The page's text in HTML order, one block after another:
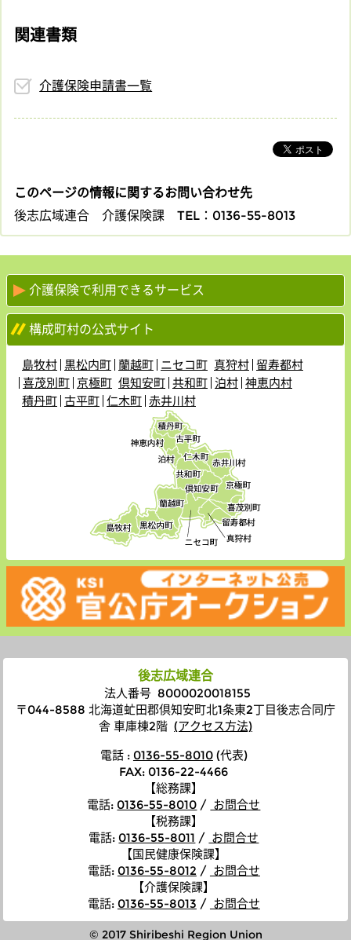
関連書類
介護保険申請書一覧
このページの情報に関するお問い合わせ先
後志広域連合 介護保険課
TEL：0136-55-8013
介護保険で利用できるサービス
構成町村の公式サイト
島牧村 黒松内町 蘭越町 ニセコ町 真狩村 留寿都村
喜茂別町 京極町 倶知安町 共和町 泊村 神恵内村
積丹町 古平町 仁木町 赤井川村
後志広域連合
法人番号 8000020018155
〒044-8588 北海道虻田郡倶知安町北1条東2丁目後志合同庁
舎 車庫棟2階 (アクセス方法)
電話 : 0136-55-8010(代表)
FAX: 0136-22-4466
【総務課】
電話: 0136-55-8010 / お問合せ
【税務課】
電話: 0136-55-8011 / お問合せ
【国民健康保険課】
電話: 0136-55-8012 / お問合せ
【介護保険課】
電話: 0136-55-8013 / お問合せ
© 2017 Shiribeshi Region Union